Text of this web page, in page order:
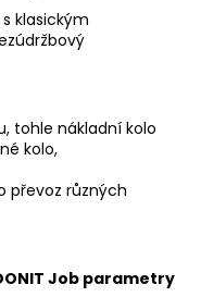
klasickým
tohle nákladní kolo
kolo,
převoz různých
Job parametry